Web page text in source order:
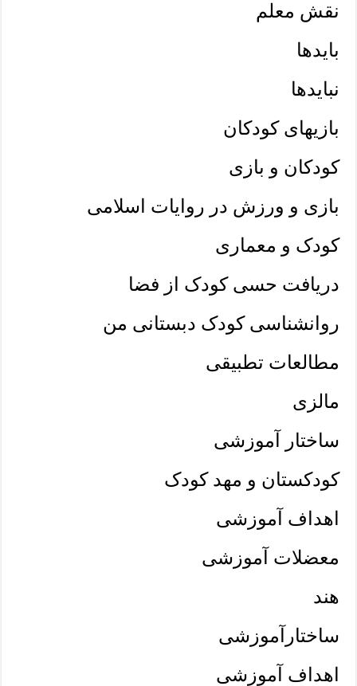
نقش معلم
بایدها
نبایدها
بازیهای کودکان
کودکان و بازی
بازی و ورزش در روایات اسلامی
کودک و معماری
دریافت حسی کودک از فضا
روانشناسی کودک دبستانی من
مطالعات تطبیقی
مالزی
ساختار آموزشی
کودکستان و مهد کودک
اهداف آموزشی
معضلات آموزشی
هند
ساختارآموزشی
اهداف آموزشی